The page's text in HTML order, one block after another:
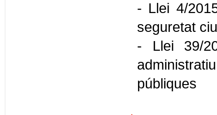
- Llei 4/
seguretat
- Llei 39/
públiques